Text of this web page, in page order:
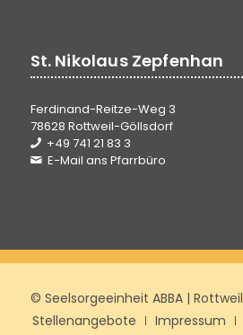
St. Nikolaus Zepfenhan
Ferdinand-Reitze-Weg 3
78628 Rottweil-Göllsdorf
+49 741 21 83 3
E-Mail ans Pfarrbüro
© Seelsorgeeinheit ABBA | Rottweil
Stellenangebote
Impressum